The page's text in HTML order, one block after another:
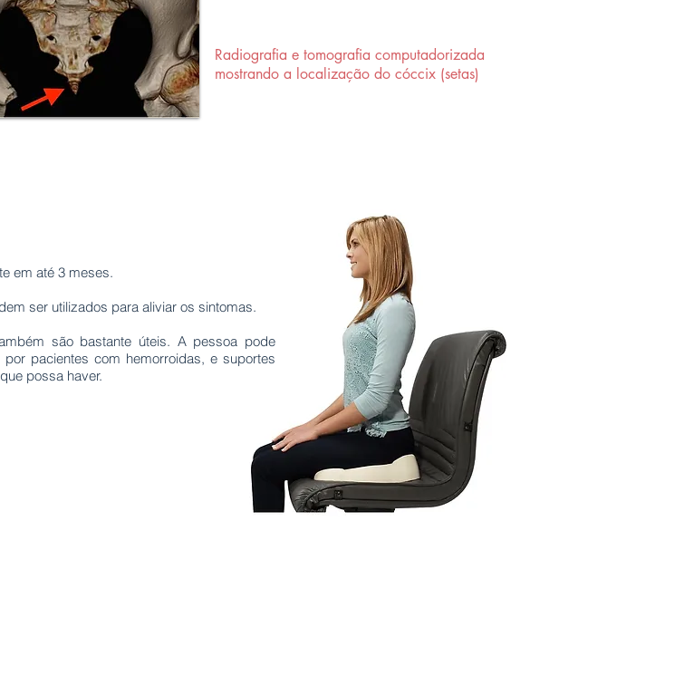
Radiografia e tomografia computadorizada
mostrando a localização do cóccix (setas)
em até 3 meses.
ser utilizados para aliviar os sintomas.
são bastante úteis. A pessoa pode
pacientes com hemorroidas, e suportes
possa haver.